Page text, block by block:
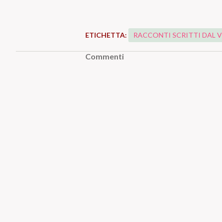
ETICHETTA: RACCONTI SCRITTI DAL
Commenti